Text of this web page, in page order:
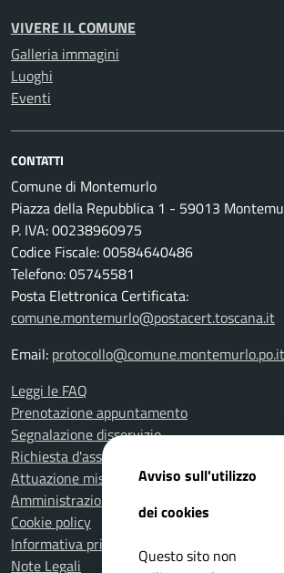
VIVERE IL COMUNE
Galleria immagini
Luoghi
Eventi
CONTATTI
Comune di Montemurlo
Piazza della Repubblica 1 - 59013
P. IVA: 00238960975
Codice Fiscale: 00584640486
Telefono: 05745581
Posta Elettronica Certificata:
comune.montemurlo@postacert.toscana.it
Email: protocollo@comune.montemurlo.po.it
Leggi le FAQ
Prenotazione appuntamento
Segnalazione disservizio
Richiesta d'assistenza
Attuazione misure PNRR
Amministrazione trasparente
Cookie policy
Informativa privacy
Note Legali
Avviso sull'utilizzo
dei cookies
Questo sito non